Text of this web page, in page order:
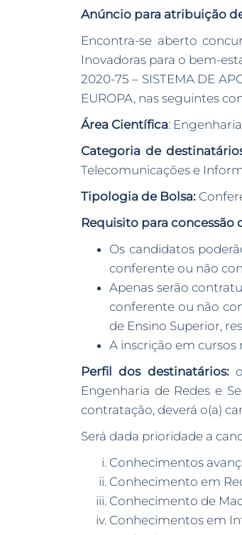
Anúncio para atribuição
Encontra-se aberto
Inovadoras para o bem-
2020-75 – SISTEMA DE
EUROPA, nas seguintes
Área Científica:
Categoria de
Telecomunicações e
Tipologia de Bolsa:
Requisito para concessão
Os candidatos
conferente ou não
Apenas serão
conferente ou não
de Ensino Superior,
A inscrição em
Perfil dos destinatários:
Engenharia de Redes e
contratação, deverá o(a)
Será dada prioridade a
Conhecimentos
Conhecimento em
Conhecimento de
Conhecimentos em